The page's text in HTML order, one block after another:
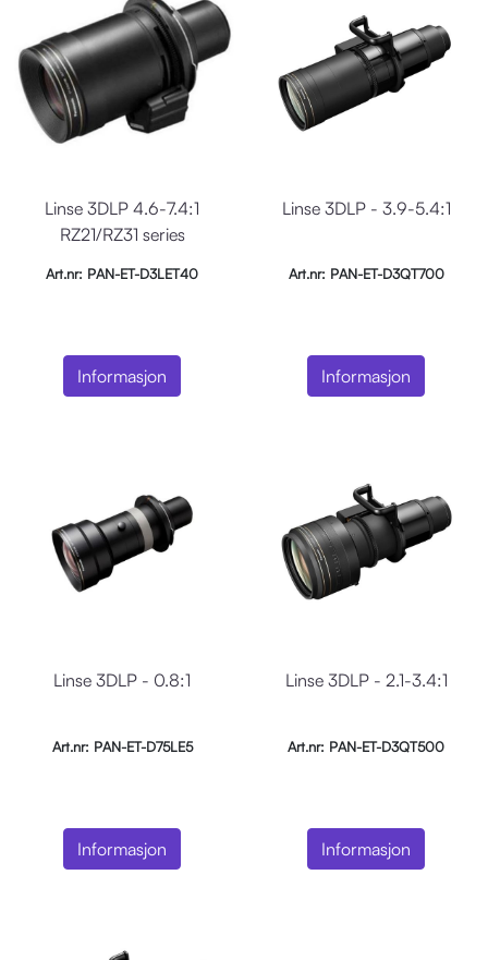
Linse 3DLP 4.6-7.4:1
RZ21/RZ31 series
Art.nr: PAN-ET-D3LET40
Informasjon
Linse 3DLP - 3.9-5.4:1
Art.nr: PAN-ET-D3QT700
Informasjon
Linse 3DLP - 0.8:1
Art.nr: PAN-ET-D75LE5
Informasjon
Linse 3DLP - 2.1-3.4:1
Art.nr: PAN-ET-D3QT500
Informasjon